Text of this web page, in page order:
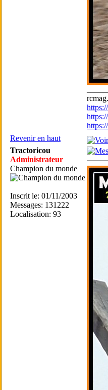
Revenir en haut
Tractoricou
Administrateur
Champion du monde
Inscrit le: 01/11/2003
Messages: 131222
Localisation: 93